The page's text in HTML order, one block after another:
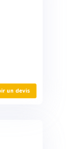
un devis